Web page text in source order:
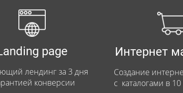
page
лендинг за 3 дня
конверсии
Интернет
Создание
с каталогами в